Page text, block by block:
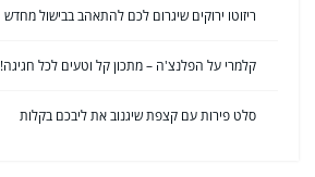
ריזוטו ירוקים שיגרום לכם להתאהב בבישול מחדש
קלמרי על הפלנצ'ה – מתכון קל וטעים לכל חגיגה!
סלט פירות עם קצפת שיגנוב את ליבכם בקלות